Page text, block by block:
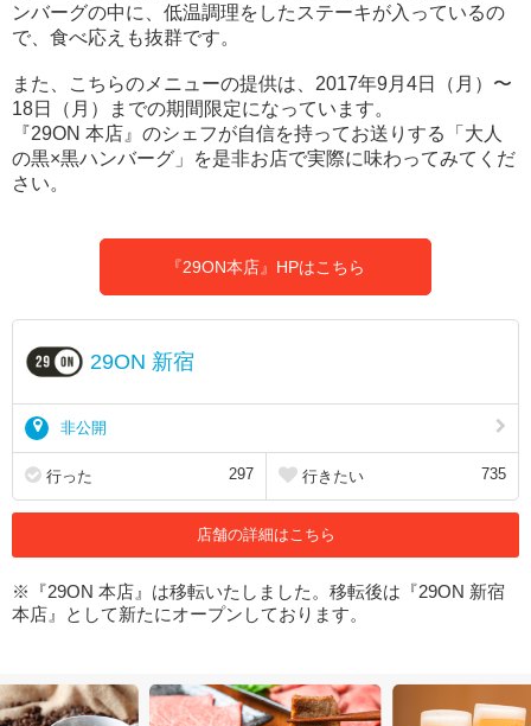
ンバーグの中に、低温調理をしたステーキが入っているの
で、食べ応えも抜群です。
また、こちらのメニューの提供は、2017年9月4日（月）〜
18日（月）までの期間限定になっています。
『29ON 本店』のシェフが自信を持ってお送りする「大人
の黒×黒ハンバーグ」を是非お店で実際に味わってみてくだ
さい。
『29ON本店』HPはこちら
29ON 新宿
非公開
行った 297 行きたい 735
店舗の詳細はこちら
※『29ON 本店』は移転いたしました。移転後は『29ON 新宿
本店』として新たにオープンしております。